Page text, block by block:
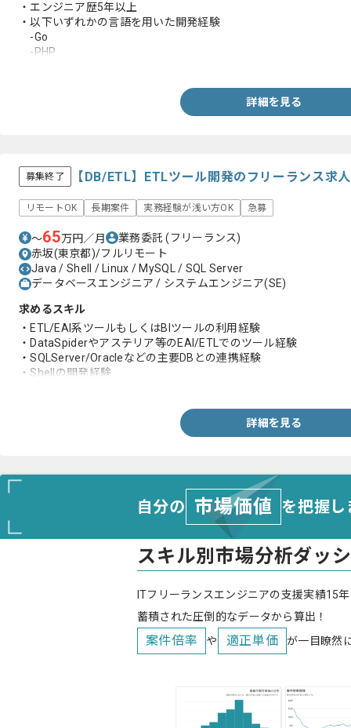
・エンジニア歴5年以上
・以下いずれかの言語を用いた開発経験
-Go
-PHP
詳細を見る
募集終了 【DB/ETL】ETLツール開発のフリーランス求
リモートOK 長期案件 実務経験が浅い方OK 急募
〜65万円／月 業務委託(フリーランス)
赤坂(東京都)/フルリモート
Java / Shell / Linux / MySQL / SQL Server
データベースエンジニア / システムエンジニア(SE)
求めるスキル
・ETL/EAI系ツールもしくはBIツールの利用経験
・DataSpiderやアステリア等のEAI/ETLでのツール経験
・SQLServer/Oracleなどの主要DBとの連携経験
・Shellの開発経験
詳細を見る
自分の 市場価値 を把握
スキル別市場分析ダッ
ITフリーランスエンジニアの支援実績15
蓄積された圧倒的なデータから算出！
案件倍率 や 適正単価 が一目瞭然